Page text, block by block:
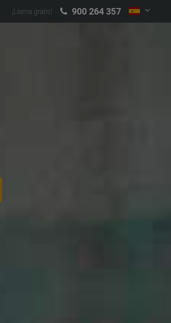
¡Llama gratis! 900 264 357